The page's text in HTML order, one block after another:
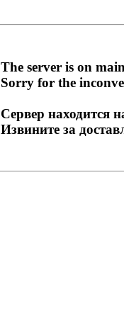
The server is on
Sorry for the
Сервер находится
Извините за